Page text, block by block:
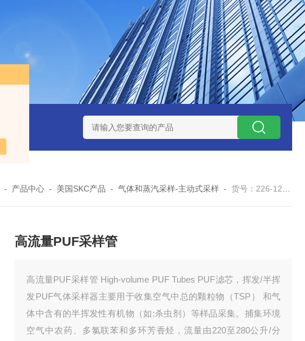
CQB300数字恒流矿用防爆个体空气采样器 CQB1500数字恒流防爆矿用
- 产品中心 - 美国SKC产品 -气体和蒸汽采样-主动式采样 -货号：226-129高流量PUF采样管
高流量PUF采样管
高流量PUF采样管 High-volume PUF Tubes PUF滤芯，挥发/半挥
发PUF气体采样器主要用于收集空气中总的颗粒物（TSP） 和气
体中含有的半挥发性有机物（如:杀虫剂）等样品采集。捕集环境
空气中农药、多氯联苯和多环芳香烃，流量由220至280公升/分